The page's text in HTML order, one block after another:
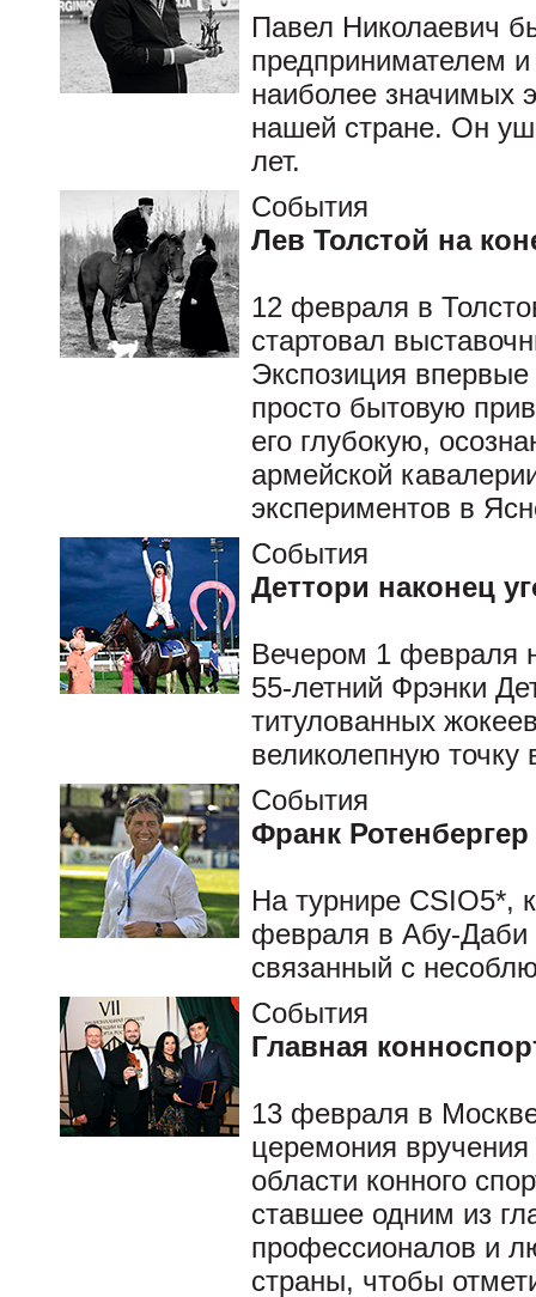
Павел Николаевич
предпринимателем
наиболее значимых
нашей стране. Он
лет.
События
Лев Толстой на
12 февраля в
стартовал
Экспозиция
просто бытовую
его глубокую,
армейской
экспериментов в
События
Деттори наконец
Вечером 1 февраля
55-летний Фрэнки
титулованных
великолепную точку
События
Франк
На турнире CSIO5*,
февраля в Абу-
связанный с
События
Главная
13 февраля в
церемония
области конного
ставшее одним из
профессионалов и
страны, чтобы